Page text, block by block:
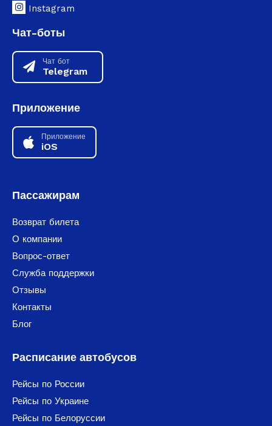
Instagram
Чат-боты
Чат бот
Telegram
Приложение
Приложение
iOS
Пассажирам
Возврат билета
О компании
Вопрос-ответ
Служба поддержки
Отзывы
Контакты
Блог
Расписание автобусов
Рейсы по России
Рейсы по Украине
Рейсы по Белоруссии